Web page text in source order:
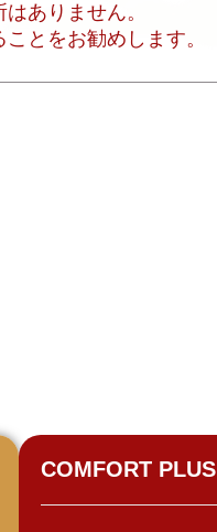
ありません。
とをお勧めします。
COMFORT PLUS